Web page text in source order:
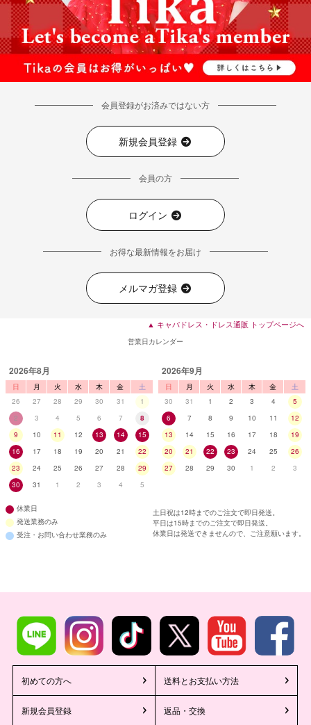
会員登録がお済みではない方
新規会員登録
会員の方
ログイン
お得な最新情報をお届け
メルマガ登録
▲ キャバドレス・ドレス通販 トップページへ
営業日カレンダー
2026年8月
日 月 火 水 木 金
土
26
27 28 29 30 31
1
2
3 4 5 6 7
8
9
10 11 12 13 14
15
16
17 18 19 20 21
22
23
24 25 26 27 28
29
30
31 1 2 3 4 5
2026年9月
日 月 火 水 木 金
土
30
31 1 2 3 4
5
6
7 8 9 10 11
12
13
14 15 16 17 18
19
20
21 22 23 24 25
26
27
28 29 30 1 2 3
休業日
発送業務のみ
受注・お問い合わせ業務のみ
土日祝は12時までのご注文で即日発送。
平日は15時までのご注文で即日発送。
休業日は発送できませんので、ご注意願います。
初めての方へ 送料とお支払い方法
新規会員登録 返品・交換